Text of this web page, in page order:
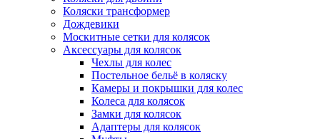
Коляски трансформер
Дождевики
Москитные сетки для колясок
Аксессуары для колясок
Чехлы для колес
Постельное бельё в коляску
Камеры и покрышки для колес
Колеса для колясок
Замки для колясок
Адаптеры для колясок